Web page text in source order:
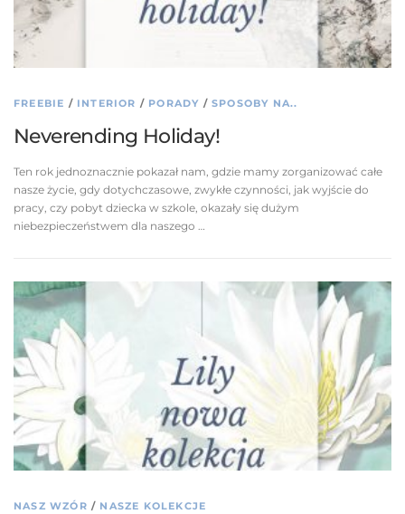
FREEBIE / INTERIOR / PORADY /SPOSOBY NA..
Neverending Holiday!
Ten rok jednoznacznie pokazał nam, gdzie mamy zorganizować całe
nasze życie, gdy dotychczasowe, zwykłe czynności, jak wyjście do
pracy, czy pobyt dziecka w szkole, okazały się dużym
niebezpieczeństwem dla naszego …
NASZ WZÓR / NASZE KOLEKCJE